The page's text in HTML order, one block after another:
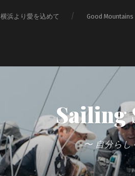
横浜より愛を込めて Good Mountains
Sailing
〜 自分らし